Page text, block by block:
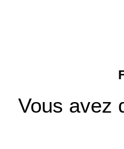
Vous avez